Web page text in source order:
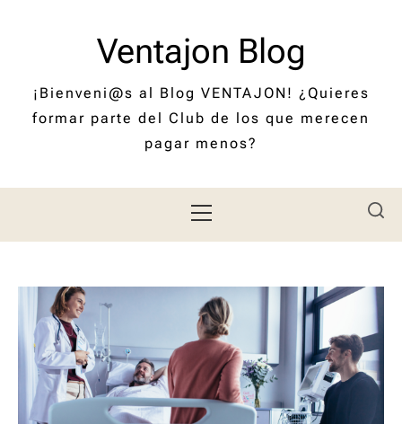
Ventajon Blog
¡Bienveni@s al Blog VENTAJON! ¿Quieres
formar parte del Club de los que merecen
pagar menos?
principal